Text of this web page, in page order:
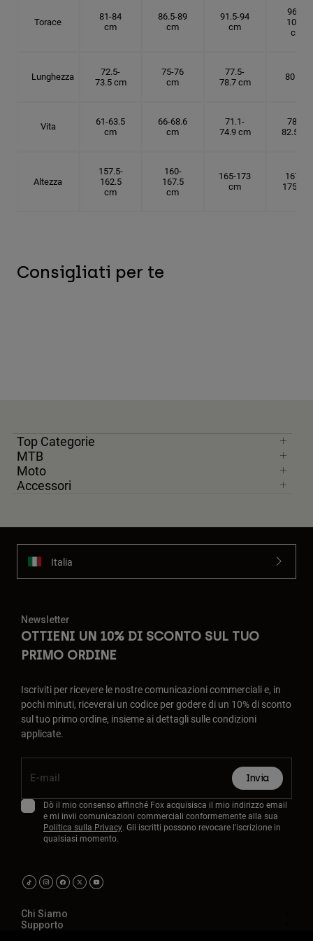
Torace
81-84
cm
86.5-89
cm
91.5-94
cm
96.5-
101.5
cm
Lunghezza
72.5-
73.5 cm
75-76
cm
77.5-
78.7 cm
80 cm
Vita
61-63.5
cm
66-68.6
cm
71.1-
74.9 cm
78.7-
82.5 cm
Altezza
157.5-
162.5
cm
160-
167.5
cm
165-173
cm
167.5-
175 cm
Consigliati per te
Top Categorie
MTB
Moto
Accessori
Italia
Newsletter
OTTIENI UN 10% DI SCONTO SUL TUO
PRIMO ORDINE
Iscriviti per ricevere le nostre comunicazioni commerciali e, in
pochi minuti, riceverai un codice per godere di un 10% di sconto
sul tuo primo ordine, insieme ai dettagli sulle condizioni
applicate.
Invia
Dò il mio consenso affinché Fox acquisisca il mio indirizzo email
e mi invii comunicazioni commerciali conformemente alla sua
Politica sulla Privacy. Gli iscritti possono revocare l'iscrizione in
qualsiasi momento.
Chi Siamo
Supporto